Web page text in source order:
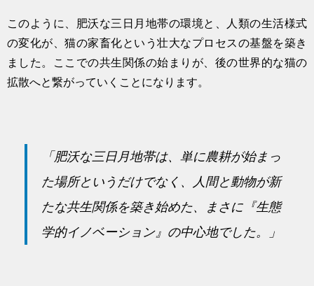
このように、肥沃な三日月地帯の環境と、人類の生活様式
の変化が、猫の家畜化という壮大なプロセスの基盤を築き
ました。ここでの共生関係の始まりが、後の世界的な猫の
拡散へと繋がっていくことになります。
「肥沃な三日月地帯は、単に農耕が始まっ
た場所というだけでなく、人間と動物が新
たな共生関係を築き始めた、まさに『生態
学的イノベーション』の中心地でした。」